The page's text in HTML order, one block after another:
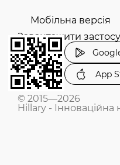
Мобільна версія
Завантажити
App
© 2015—2026
Hillary -